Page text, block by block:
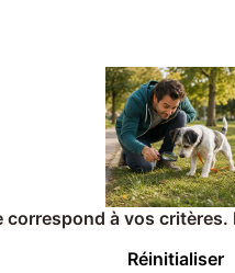
correspond à vos
Réinitialiser